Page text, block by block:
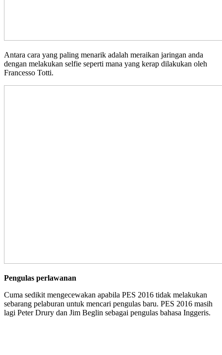
Antara cara yang paling menarik adalah meraikan jaringan anda
dengan melakukan selfie seperti mana yang kerap dilakukan oleh
Francesso Totti.
Pengulas perlawanan
Cuma sedikit mengecewakan apabila PES 2016 tidak melakukan
sebarang pelaburan untuk mencari pengulas baru. PES 2016 masih
lagi Peter Drury dan Jim Beglin sebagai pengulas bahasa Inggeris.